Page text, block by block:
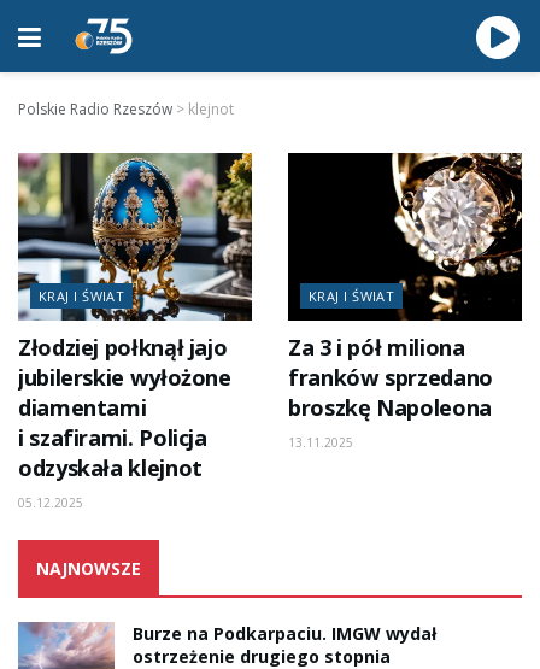
Polskie Radio Rzeszów > klejnot
KRAJ I ŚWIAT
Złodziej połknął jajo
jubilerskie wyłożone
diamentami
i szafirami. Policja
odzyskała klejnot
05.12.2025
KRAJ I ŚWIAT
Za 3 i pół miliona
franków sprzedano
broszkę Napoleona
13.11.2025
NAJNOWSZE
Burze na Podkarpaciu. IMGW wydał
ostrzeżenie drugiego stopnia